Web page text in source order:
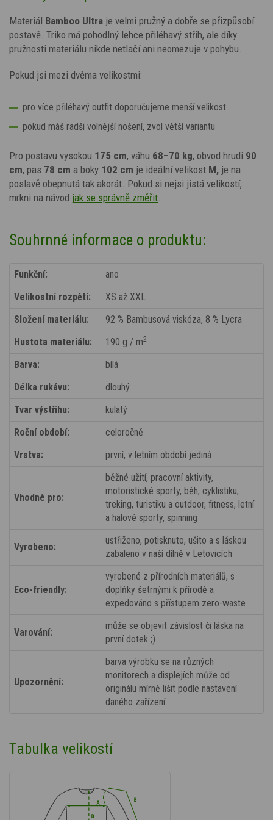
Materiál Bamboo Ultra je velmi pružný a dobře se přizpůsobí
postavě. Triko má pohodlný lehce přiléhavý střih, ale díky
pružnosti materiálu nikde netlačí ani neomezuje v pohybu.
Pokud jsi mezi dvěma velikostmi:
pro více přiléhavý outfit doporučujeme menší velikost
pokud máš radši volnější nošení, zvol větší variantu
Pro postavu vysokou 175 cm, váhu 68–70 kg, obvod hrudi 90
cm, pas 78 cm a boky 102 cm je ideální velikost M, je na
poslavě obepnutá tak akorát. Pokud si nejsi jistá velikostí,
mrkni na návod jak se správně změřit
Souhrnné informace o produktu:
Funkční:
ano
Velikostní rozpětí:
XS až XXL
Složení materiálu:
92 % Bambusová viskóza, 8 % Lycra
Hustota materiálu:
190 g / m2
Barva:
bílá
Délka rukávu:
dlouhý
Tvar výstřihu:
kulatý
Roční období:
celoročně
Vrstva:
první, v letním období jediná
Vhodné pro:
běžné užití, pracovní aktivity,
motoristické sporty, běh, cyklistiku,
treking, turistiku a outdoor, fitness, letní
a halové sporty, spinning
Vyrobeno:
ustřiženo, potisknuto, ušito a s láskou
zabaleno v naší dílně v Letovicích
Eco-friendly:
vyrobené z přírodních materiálů, s
doplňky šetrnými k přírodě a
expedováno s přístupem zero-waste
Varování:
může se objevit závislost či láska na
první dotek ;)
Upozornění:
barva výrobku se na různých
monitorech a displejích může od
originálu mírně lišit podle nastavení
daného zařízení
Tabulka velikostí